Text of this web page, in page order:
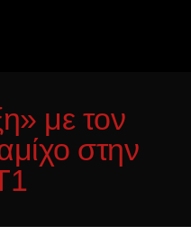
με τον
στην